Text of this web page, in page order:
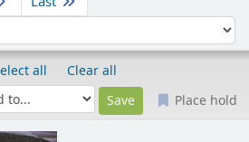
all
Clear all
Place hold